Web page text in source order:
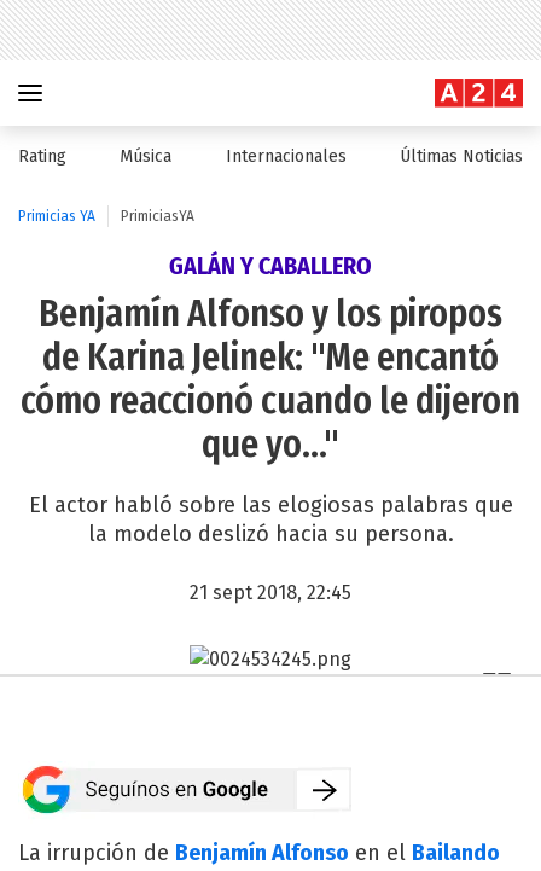
Rating Música Internacionales Últimas Noticias
Primicias YA PrimiciasYA
GALÁN Y CABALLERO
Benjamín Alfonso y los piropos
de Karina Jelinek: "Me encantó
cómo reaccionó cuando le dijeron
que yo..."
El actor habló sobre las elogiosas palabras que
la modelo deslizó hacia su persona.
21 sept 2018, 22:45
La irrupción de Benjamín Alfonso en el Bailando